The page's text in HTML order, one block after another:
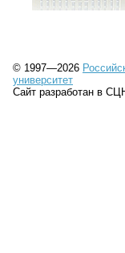
© 1997—2026
университет
Сайт разработан в